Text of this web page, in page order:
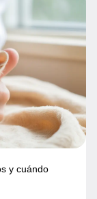
y cuándo